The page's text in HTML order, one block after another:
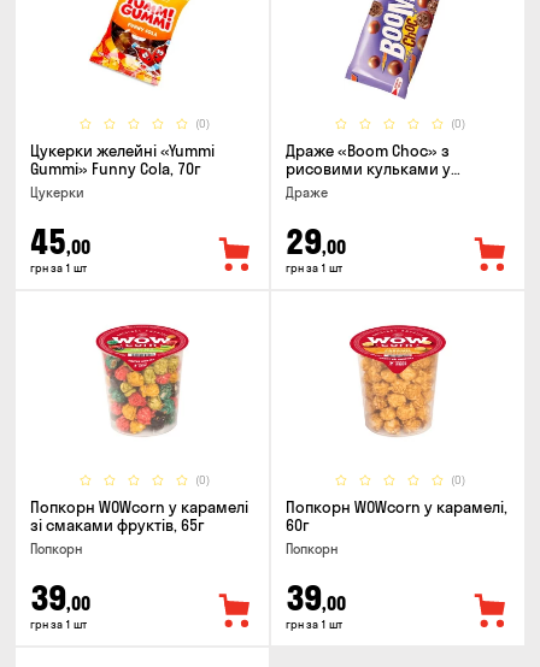
(0)
Цукерки желейнi «Yummi
Gummi» Funny Cola, 70г
Цукерки
45,00
грн за 1 шт
(0)
Драже «Boom Choc» з
рисовими кульками у
молочному шоколаді, 30г
Драже
29,00
грн за 1 шт
(0)
Попкорн WOWcorn у карамелі
зі смаками фруктів, 65г
Попкорн
39,00
грн за 1 шт
(0)
Попкорн WOWcorn у карамелі,
60г
Попкорн
39,00
грн за 1 шт